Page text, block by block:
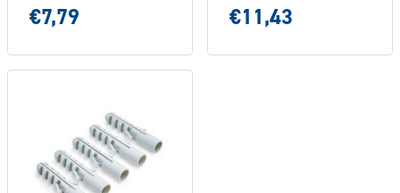
€7,79 €11,43